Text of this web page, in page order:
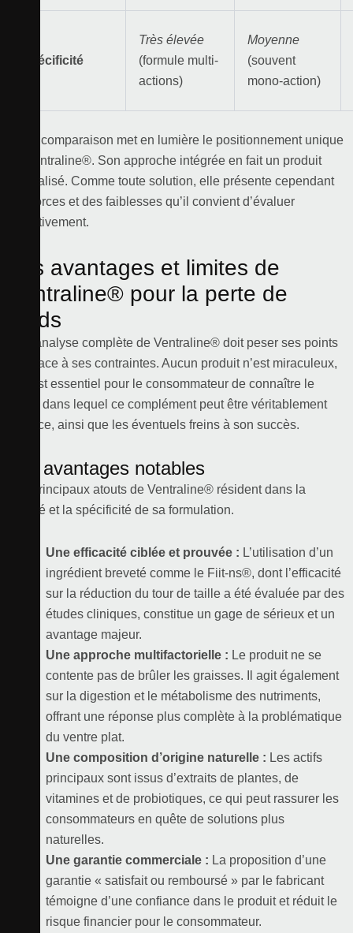
Spécificité
Très élevée
(formule multi-
actions)
Moyenne
(souvent
mono-action)
Cette comparaison met en lumière le positionnement unique
de Ventraline®. Son approche intégrée en fait un produit
spécialisé. Comme toute solution, elle présente cependant
des forces et des faiblesses qu’il convient d’évaluer
objectivement.
Les avantages et limites de
Ventraline® pour la perte de
poids
Une analyse complète de Ventraline® doit peser ses points
forts face à ses contraintes. Aucun produit n’est miraculeux,
et il est essentiel pour le consommateur de connaître le
cadre dans lequel ce complément peut être véritablement
efficace, ainsi que les éventuels freins à son succès.
Les avantages notables
Les principaux atouts de Ventraline® résident dans la
qualité et la spécificité de sa formulation.
Une efficacité ciblée et prouvée : L’utilisation d’un
ingrédient breveté comme le Fiit-ns®, dont l’efficacité
sur la réduction du tour de taille a été évaluée par des
études cliniques, constitue un gage de sérieux et un
avantage majeur.
Une approche multifactorielle : Le produit ne se
contente pas de brûler les graisses. Il agit également
sur la digestion et le métabolisme des nutriments,
offrant une réponse plus complète à la problématique
du ventre plat.
Une composition d’origine naturelle : Les actifs
principaux sont issus d’extraits de plantes, de
vitamines et de probiotiques, ce qui peut rassurer les
consommateurs en quête de solutions plus
naturelles.
Une garantie commerciale : La proposition d’une
garantie « satisfait ou remboursé » par le fabricant
témoigne d’une confiance dans le produit et réduit le
risque financier pour le consommateur.